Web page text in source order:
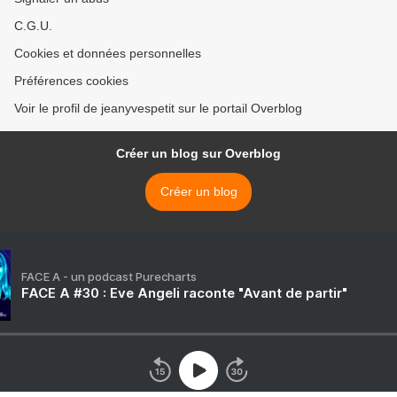
C.G.U.
Cookies et données personnelles
Préférences cookies
Voir le profil de jeanyvespetit sur le portail Overblog
Créer un blog sur Overblog
Créer un blog
FACE A - un podcast Purecharts
FACE A #30 : Eve Angeli raconte "Avant de partir"